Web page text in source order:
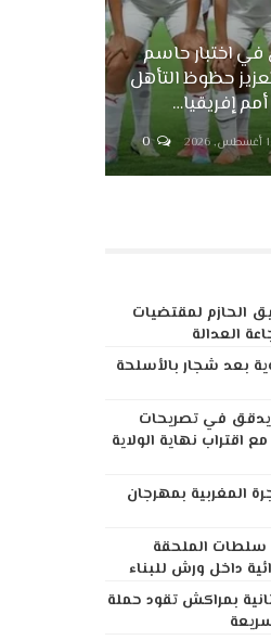
اختبار حاسم
حظوظ التأهل
إفريقيا…
1 أغسطس, 2026 0
الحازم لمقتضيات
العدالة
بعد شجار بالأسلحة
يدقق في تصريحات
اقتراب نهاية الولاية
المغربية بمهرجان
سلطات الملحقة
داخل ورش للبناء
بمراكش تقود حملة